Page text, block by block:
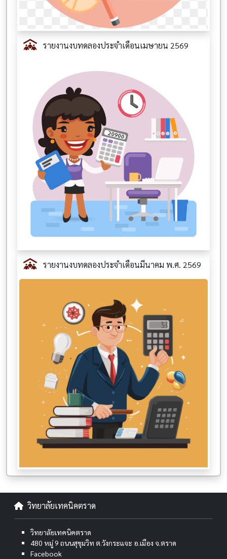
รายงานงบทดลองประจำเดือนเมษายน 2569
รายงานงบทดลองประจำเดือนมีนาคม พ.ศ. 2569
วิทยาลัยเทคนิคตราด
วิทยาลัยเทคนิคตราด
480 หมู่ 9 ถนนสุขุมวิท ต.วังกระแจะ อ.เมือง จ.ตราด
Facebook